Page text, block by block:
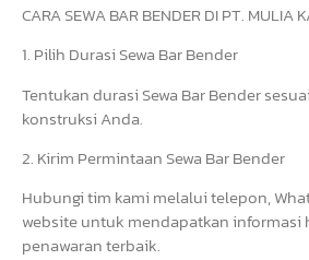
CARA SEWA BAR BENDER DI PT. MULIA
1. Pilih Durasi Sewa Bar Bender
Tentukan durasi Sewa Bar Bender
konstruksi Anda.
2. Kirim Permintaan Sewa Bar Bender
Hubungi tim kami melalui telepon,
website untuk mendapatkan informasi
penawaran terbaik.